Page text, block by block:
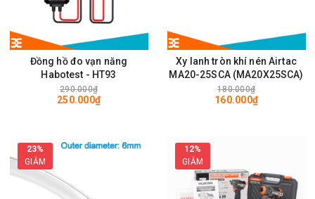
Đồng hồ đo vạn năng
Habotest - HT93
290.000₫
250.000₫
Xy lanh tròn khí nén Airtac
MA20-25SCA (MA20X25SCA)
180.000₫
160.000₫
23%
GIẢM
12%
GIẢM